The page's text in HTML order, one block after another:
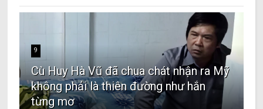
9
Cù Huy Hà Vũ đã chua chát nhận ra Mỹ
không phải là thiên đường như hắn
từng mơ